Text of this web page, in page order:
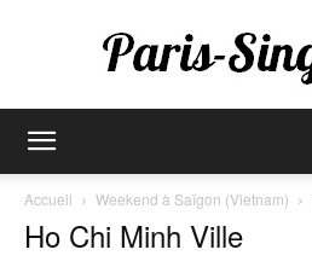
Accueil Weekend à Saïgon (Vietnam)
Ho Chi Minh Ville